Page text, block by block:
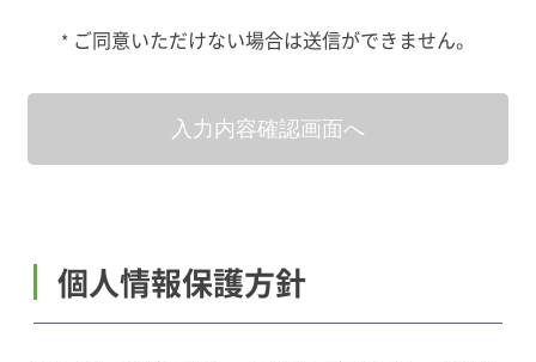
* ご同意いただけない場合は送信ができません。
個人情報保護方針